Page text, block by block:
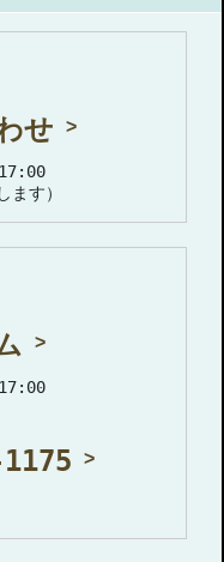
せ
ます）